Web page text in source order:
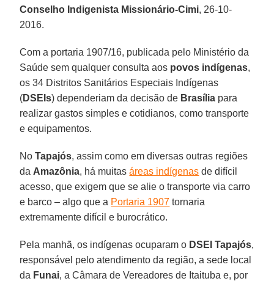
Conselho Indigenista Missionário-Cimi, 26-10-
2016.
Com a portaria 1907/16, publicada pelo Ministério da
Saúde sem qualquer consulta aos povos indígenas,
os 34 Distritos Sanitários Especiais Indígenas
(DSEIs) dependeriam da decisão de Brasília para
realizar gastos simples e cotidianos, como transporte
e equipamentos.
NoTapajós, assim como em diversas outras regiões
da Amazônia, há muitasáreas indígenas de difícil
acesso, que exigem que se alie o transporte via carro
e barco – algo que a Portaria 1907 tornaria
extremamente difícil e burocrático.
Pela manhã, os indígenas ocuparam o DSEI Tapajós,
responsável pelo atendimento da região, a sede local
da Funai, a Câmara de Vereadores de Itaituba e, por